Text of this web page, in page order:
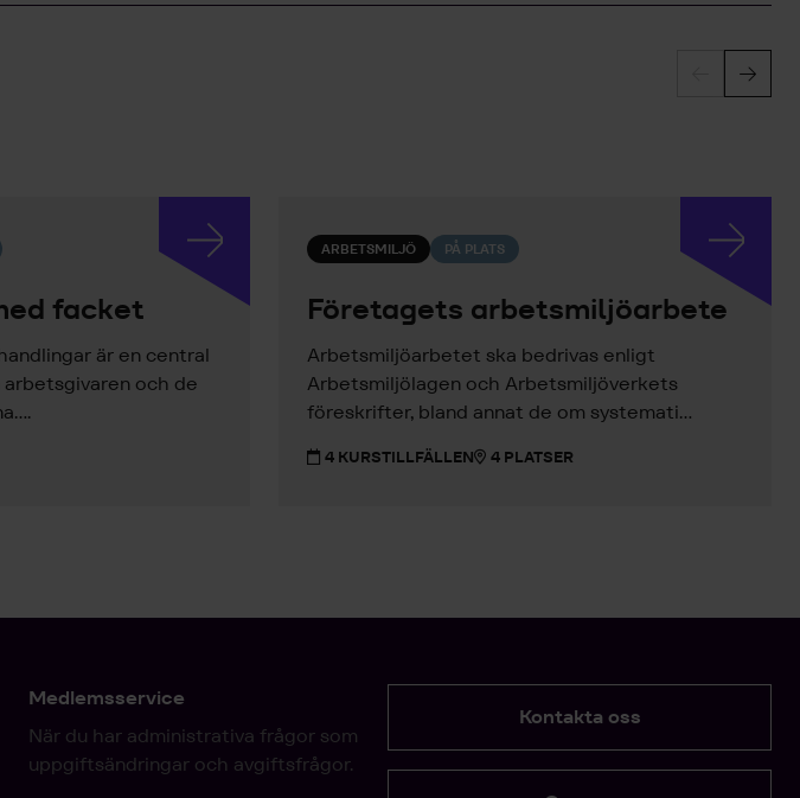
facket
är en central
och de
ARBETSMILJÖ PÅ PLATS
Företagets arbetsmiljöarbete
Arbetsmiljöarbetet ska bedrivas enligt
Arbetsmiljölagen och Arbetsmiljöverkets
föreskrifter, bland annat de om systemati...
4 KURSTILLFÄLLEN 4 PLATSER
Medlemsservice
När du har administrativa frågor som
uppgiftsändringar och avgiftsfrågor.
Kontakta oss